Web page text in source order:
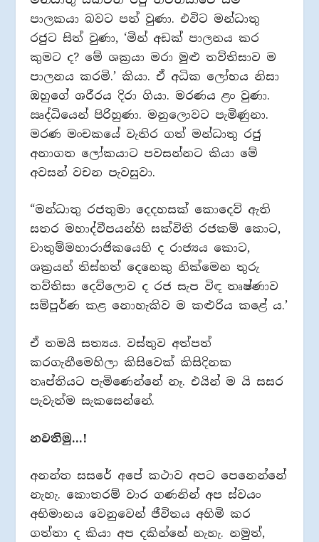
පාලකයා බවට පත් වුණා. එවිට මන්ධාතු
රජුට සිත් වුණා, ‘මින් අඩක් පාලනය කර
කුමට ද? මේ ශක්‍රයා මරා මුළු තව්තිසාව ම
පාලනය කරමි.’ කියා. ඒ අධික ලෝභය නිසා
ඔහුගේ ශරීරය දිරා ගියා. මරණය ළං වුණා.
ඍද්ධියෙන් පිරිහුණා. මනුලොවට පැමිණුනා.
මරණ මංචකයේ වැතිර ගත් මන්ධාතු රජු
අනාගත ලෝකයාට පවසන්නට කියා මේ
අවසන් වචන පැවසුවා.
“මන්ධාතු රජතුමා දෙදහසක් කොදෙව් ඇති
සතර මහාද්වීපයන්හි සක්විති රජකම් කොට,
චාතුම්මහාරාජිකයෙහි ද රාජ්‍යය කොට,
ශක්‍රයන් තිස්හත් දෙනෙකු නික්මෙන තුරු
තව්තිසා දෙව්ලොව ද රජ සැප විඳ තෘෂ්ණාව
සම්පූර්ණ කළ නොහැකිව ම කළුරිය කළේ ය.’
ඒ තමයි සත්‍යය. වස්තුව අත්පත්
කරගැනීමෙහිලා කිසිවෙක් කිසිදිනක
තෘප්තියට පැමිණෙන්නේ නෑ. එයින් ම යි සසර
පැවැත්ම සැකසෙන්නේ.
නවතිමු…!
අනන්ත සසරේ අපේ කථාව අපට පෙනෙන්නේ
නැහැ. කොතරම් වාර ගණනින් අප ස්වයං
අභිමානය වෙනුවෙන් ජීවිතය අහිමි කර
ගත්තා ද කියා අප දකින්නේ නැහැ. නමුත්,